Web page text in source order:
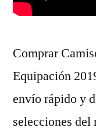
Comprar
Equipación
envío rápido y
selecciones